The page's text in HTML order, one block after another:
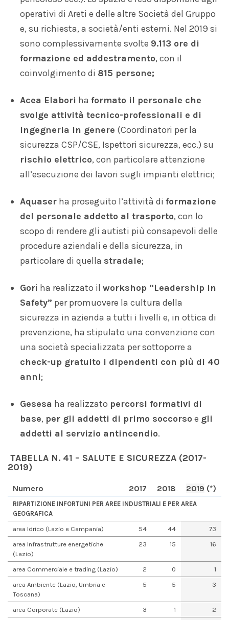
operativi di Areti e delle altre Società del Gruppo
e, su richiesta, a società/enti esterni. Nel 2019 si
sono complessivamente svolte 9.113 ore di
formazione ed addestramento, con il
coinvolgimento di 815 persone;
Acea Elabori ha formato il personale che
svolge attività tecnico-professionali e di
ingegneria in genere (Coordinatori per la
sicurezza CSP/CSE, Ispettori sicurezza, ecc.) su
rischio elettrico, con particolare attenzione
all’esecuzione dei lavori sugli impianti elettrici;
Aquaser ha proseguito l’attività di formazione
del personale addetto al trasporto, con lo
scopo di rendere gli autisti più consapevoli delle
procedure aziendali e della sicurezza, in
particolare di quella stradale;
Gori ha realizzato il workshop “Leadership in
Safety” per promuovere la cultura della
sicurezza in azienda a tutti i livelli e, in ottica di
prevenzione, ha stipulato una convenzione con
una società specializzata per sottoporre a
check-up gratuito i dipendenti con più di 40
anni;
Gesesa ha realizzato percorsi formativi di
base, per gli addetti di primo soccorso e gli
addetti al servizio antincendio.
TABELLA N. 41 – SALUTE E SICUREZZA (2017-
2019)
Numero 2017 2018 2019 (*)
RIPARTIZIONE INFORTUNI PER AREE INDUSTRIALI E PER AREA
GEOGRAFICA
area Idrico (Lazio e Campania)
54 44
73
area Infrastrutture energetiche
(Lazio)
23 15 16
area Commerciale e trading (Lazio) 2 0
1
area Ambiente (Lazio, Umbria e
Toscana)
5 5 3
area Corporate (Lazio) 3 1
2